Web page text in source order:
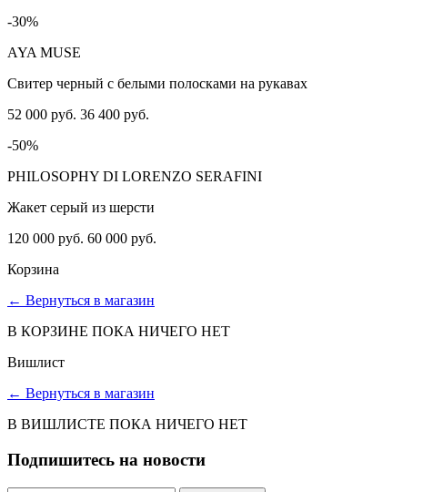
-30%
AYA MUSE
Свитер черный с белыми полосками на рукавах
52 000 руб. 36 400 руб.
-50%
PHILOSOPHY DI LORENZO SERAFINI
Жакет серый из шерсти
120 000 руб. 60 000 руб.
Корзина
← Вернуться в магазин
В КОРЗИНЕ ПОКА НИЧЕГО НЕТ
Вишлист
← Вернуться в магазин
В ВИШЛИСТЕ ПОКА НИЧЕГО НЕТ
Подпишитесь на новости